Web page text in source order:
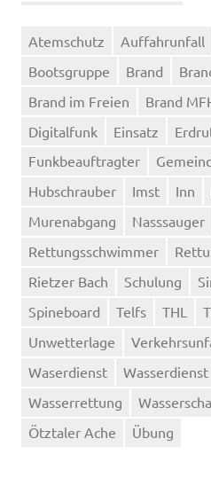
Atemschutz Auffahrunfall
Bootsgruppe
Brand
Brand im Freien
Brand
Digitalfunk
Einsatz
Funkbeauftragter
Hubschrauber
Imst Inn
Murenabgang
Nasssauger
Rettungsschwimmer
Rietzer Bach
Schulung
Spineboard
Telfs THL
Unwetterlage
Waserdienst
Wasserdienst
Wasserrettung
Ötztaler Ache
Übung